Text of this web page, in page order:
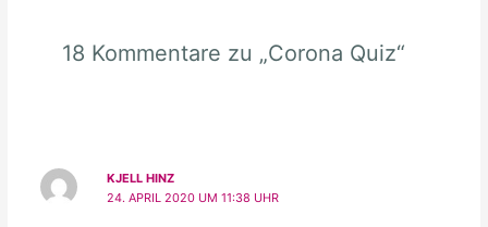
18 Kommentare zu „Corona Quiz“
KJELL HINZ
24. APRIL 2020 UM 11:38 UHR